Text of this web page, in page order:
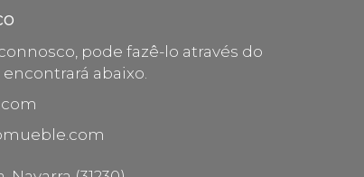
pode fazê-lo através do
abaixo.